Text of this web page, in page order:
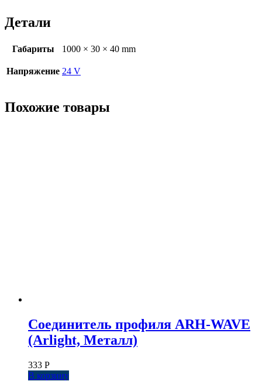
Детали
Габариты 1000 × 30 × 40 mm
Напряжение 24 V
Похожие товары
Соединитель профиля ARH-WAVE
(Arlight, Металл)
333 Р
В корзину